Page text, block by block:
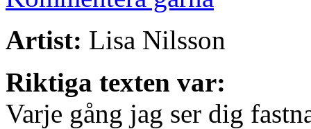
Artist: Lisa Nilsson
Riktiga texten var:
Varje gång jag ser dig